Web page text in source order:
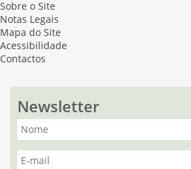
Sobre o Site
Notas Legais
Mapa do Site
Acessibilidade
Contactos
Newsletter